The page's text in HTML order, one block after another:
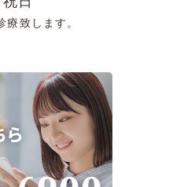
致します。